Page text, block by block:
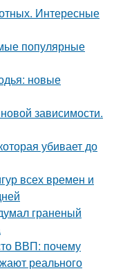
Интересные
популярные
новые
зависимости.
убивает до
всех времен и
граненый
ВВП: почему
реального